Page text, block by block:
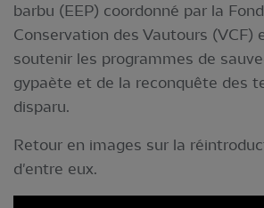
barbu (EEP) coordonné par la
Conservation des Vautours (VCF)
soutenir les programmes de
gypaète et de la reconquête des
disparu.
Retour en images sur la
d'entre eux.